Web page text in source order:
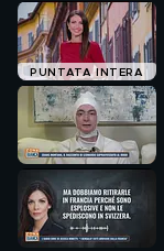
PUNTATA INTERA